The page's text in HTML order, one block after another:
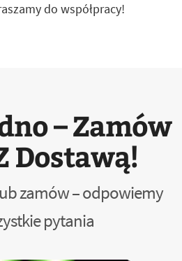
do współpracy!
– Zamów
Dostawą!
zamów – odpowiemy
pytania